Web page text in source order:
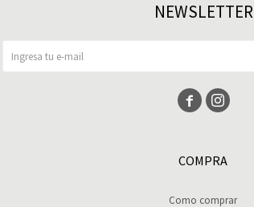
COMPRA
Como comprar
NEWSLETTER
 